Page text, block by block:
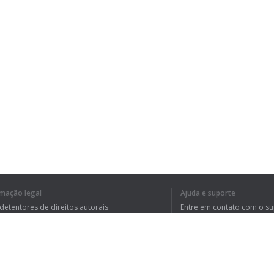
legal
detentores de direitos autorais
Ajuda e suporte
Entre em contato com o